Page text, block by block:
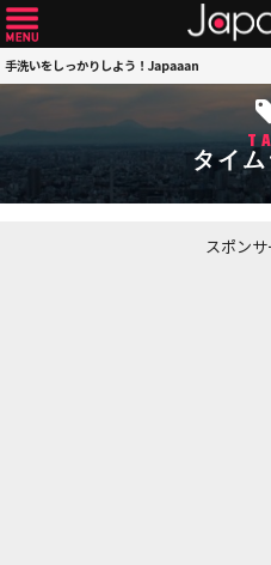
手洗いをしっかりしよう！Japaaan
タイ
スポン